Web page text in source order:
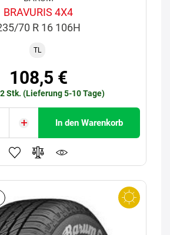
BRAVURIS 4X4
70 R 16 106H
TL
108,5 €
Stk. (Lieferung 5-10 Tage)
In den Warenkorb